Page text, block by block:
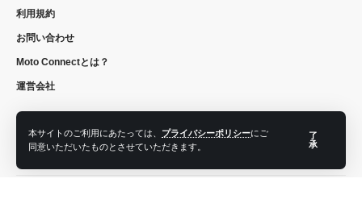
本サイトのご利用にあたっては、 プライバシーポリシーにご
同意いただいたものとさせていただきます。
了
承
利用規約
お問い合わせ
Moto Connectとは？
運営会社
フォローする